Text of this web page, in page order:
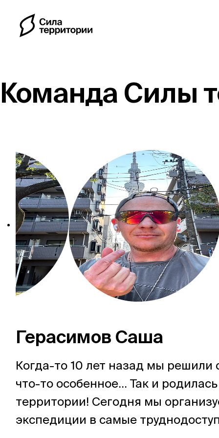
Индивидуальные
Россия
Мир
Команда
Дневник
Команда Силы
Герасимов Саша
Когда-то 10 лет назад мы решили
что-то особенное... Так и
территории! Сегодня мы
экспедиции в самые